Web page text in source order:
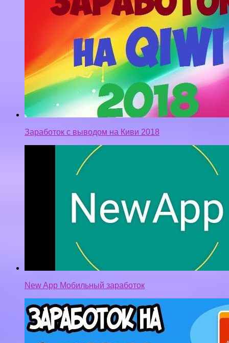
Заработок с выводом на Киви 2018
New App Мобильный заработок